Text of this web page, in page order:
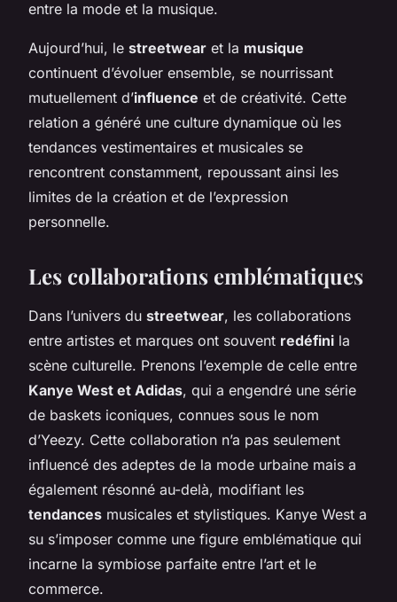
entre la mode et la musique.
Aujourd’hui, le streetwear et la musique
continuent d’évoluer ensemble, se nourrissant
mutuellement d’influence et de créativité. Cette
relation a généré une culture dynamique où les
tendances vestimentaires et musicales se
rencontrent constamment, repoussant ainsi les
limites de la création et de l’expression
personnelle.
Les collaborations emblématiques
Dans l’univers du streetwear, les collaborations
entre artistes et marques ont souvent redéfini la
scène culturelle. Prenons l’exemple de celle entre
Kanye West et Adidas, qui a engendré une série
de baskets iconiques, connues sous le nom
d’Yeezy. Cette collaboration n’a pas seulement
influencé des adeptes de la mode urbaine mais a
également résonné au-delà, modifiant les
tendances musicales et stylistiques. Kanye West a
su s’imposer comme une figure emblématique qui
incarne la symbiose parfaite entre l’art et le
commerce.